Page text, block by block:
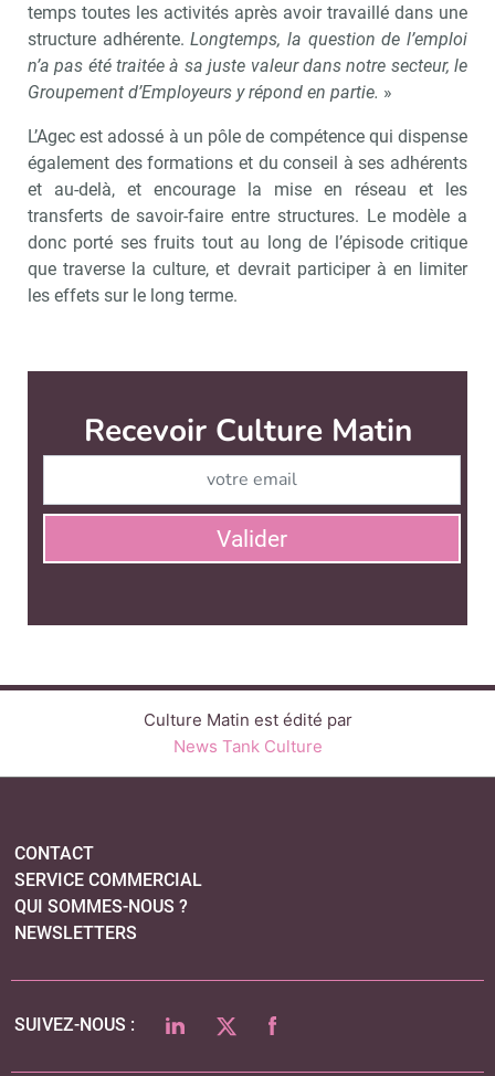
temps toutes les activités après avoir travaillé dans une
structure adhérente.Longtemps, la question de l’emploi
n’a pas été traitée à sa juste valeur dans notre secteur, le
Groupement d’Employeurs y répond en partie. »
L’Agec est adossé à un pôle de compétence qui dispense
également des formations et du conseil à ses adhérents
et au-delà, et encourage la mise en réseau et les
transferts de savoir-faire entre structures. Le modèle a
donc porté ses fruits tout au long de l’épisode critique
que traverse la culture, et devrait participer à en limiter
les effets sur le long terme.
Recevoir Culture Matin
Valider
Culture Matin est édité par
News Tank Culture
CONTACT
SERVICE COMMERCIAL
QUI SOMMES-NOUS ?
NEWSLETTERS
SUIVEZ-NOUS : LINKEDINTWITTERFACEBOOK